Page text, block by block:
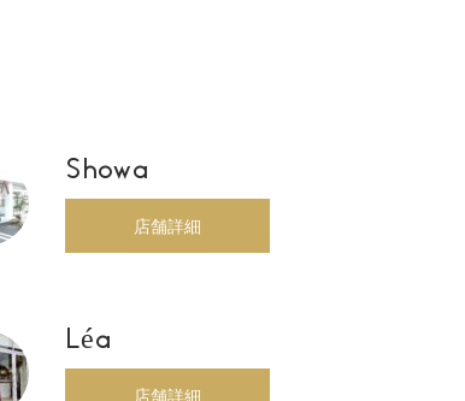
Showa
店舗詳細
Léa
店舗詳細